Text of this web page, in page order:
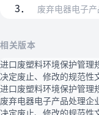
3． 废弃电器电子产品处
相关版本
进口废塑料环境保护管理
决定废止、修改的规范性
进口废塑料环境保护管理
废弃电器电子产品处理企
决定废止、修改的规范性